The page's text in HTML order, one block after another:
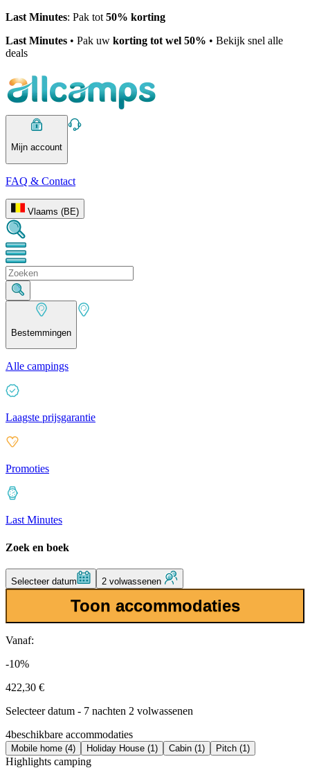
Last Minutes: Pak tot 50% korting
Last Minutes • Pak uw korting tot wel 50% • Bekijk snel alle
deals
Mijn account
FAQ & Contact
Vlaams (BE)
Bestemmingen
Alle campings
Laagste prijsgarantie
Promoties
Last Minutes
Zoek en boek
Selecteer datum 2 volwassenen
Toon accommodaties
Vanaf:
-10%
422,30 €
Selecteer datum - 7 nachten 2 volwassenen
4beschikbare accommodaties
Mobile home (4) Holiday House (1) Cabin (1) Pitch (1)
Highlights camping